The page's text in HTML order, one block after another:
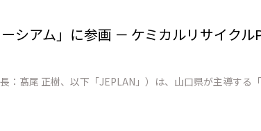
シアム」に参画 － ケミカルリサイクル